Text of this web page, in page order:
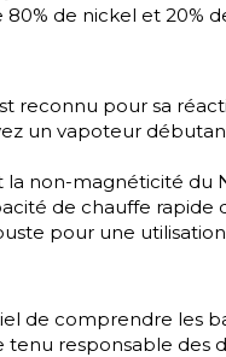
de nickel et 20%
reconnu pour sa
un vapoteur
la non-magnéticité du
de chauffe rapide
pour une
de comprendre les
tenu responsable